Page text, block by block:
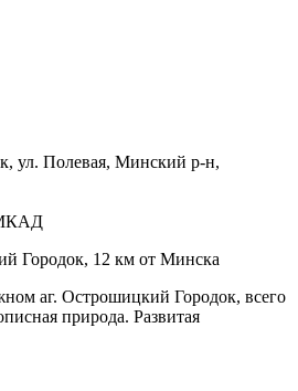
ул. Полевая, Минский р-н,
Городок, 12 км от Минска
аг. Острошицкий Городок, всего
природа. Развитая